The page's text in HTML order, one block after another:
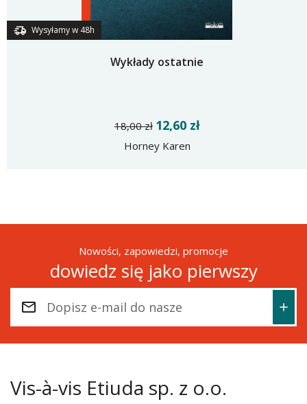
Wysyłamy w 48h
Wykłady ostatnie
18,00 zł 12,60 zł
Horney Karen
Nowości, zapowiedzi, promocje
dowiedz się jako pierwszy
Vis-à-vis Etiuda sp. z o.o.